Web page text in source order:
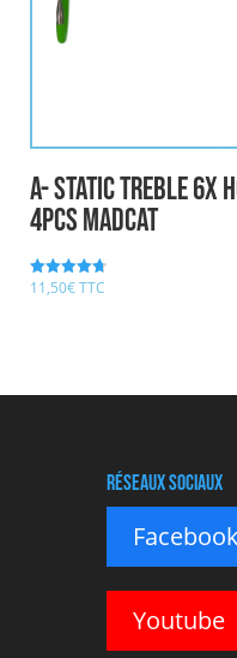
A- STATIC TREBLE 6X
4pcs MADCAT
Note
11,50€ TTC
Réseaux sociaux
Facebook
Youtube